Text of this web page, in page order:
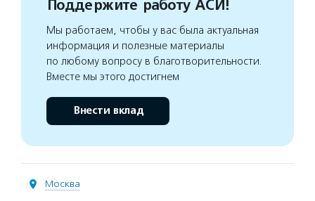
Поддержите работу АСИ!
Мы работаем, чтобы у вас была актуальная
информация и полезные материалы
по любому вопросу в благотворительности.
Вместе мы этого достигнем
Внести вклад
Москва